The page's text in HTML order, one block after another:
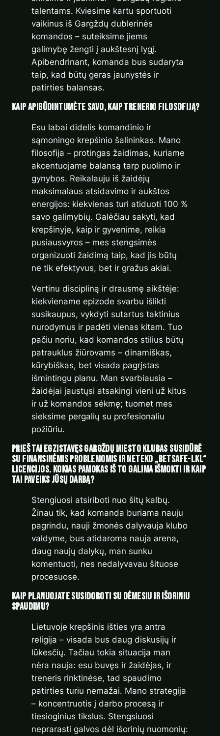
talentams. Kviesime kartu sportuoti
vaikinus iš Gargždų dublerinės
komandos – suteiksime jiems
galimybę žengti į aukštesnį lygį.
Apibendrinant, komanda bus sudaryta
taip, kad būtų geras jaunystės ir
patirties balansas.
Kaip apibūdintumėte savo, kaiptrenerio filosofiją?
Esu labai didelis komandinio ir
sąmoningo krepšinio šalininkas. Mano
filosofija – protingas žaidimas, kuriame
akcentuojame balansą tarp puolimo ir
gynybos. Reikalauju iš žaidėjų
maksimalaus atsidavimo ir aukštos
energijos: kiekvienas turi atiduoti 100 %
savo galimybių. Galėčiau sakyti, kad
krepšinyje, kaip ir gyvenime, reikia
pusiausvyros – mes stengsimės
organizuoti žaidimą taip, kad jis būtų
ne tik efektyvus, bet ir gražus akiai.
Vertinu discipliną ir drausmę aikštėje:
kiekviename epizode svarbu išlikti
susikaupus, vykdyti sutartus taktinius
nurodymus ir padėti vienas kitam. Tuo
pačiu noriu, kad komandos stilius būtų
patrauklus žiūrovams – dinamiškas,
kūrybiškas, bet visada pagrįstas
išmintingu planu. Man svarbiausia –
žaidėjai jaustųsi atsakingi vieni už kitus
ir už komandos sėkmę; tuomet mes
sieksime pergalių su profesionaliu
požiūriu.
Prieš tai egzistavęsGargždųmiesto klubas susidūrė
su finansinėmis problemomis ir neteko „Betsafe-LKL“
licencijos. Kokias pamokas iš to galima išmokti ir kaip
tai paveiks jūsų darbą?
Stengiuosi atsiriboti nuo šitų kalbų.
Žinau tik, kad komanda buriama nauju
pagrindu, nauji žmonės dalyvauja klubo
valdyme, bus atidaroma nauja arena,
daug naujų dalykų, man sunku
komentuoti, nes nedalyvavau šituose
procesuose.
Kaip planuojate susidoroti su dėmesiu ir išoriniu
spaudimu?
Lietuvoje krepšinis išties yra antra
religija – visada bus daug diskusijų ir
lūkesčių. Tačiau tokia situacija man
nėra nauja: esu buvęs ir žaidėjas, ir
treneris rinktinėse, tad spaudimo
patirties turiu nemažai. Mano strategija
– koncentruotis į darbo procesą ir
tiesioginius tikslus. Stengsiuosi
neprarasti galvos dėl išorinių nuomonių: